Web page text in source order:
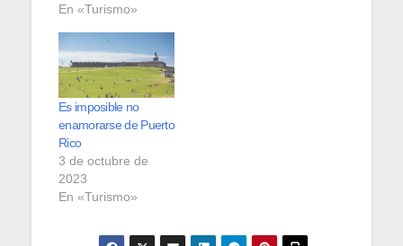
En «Turismo»
Es imposible no
enamorarse de Puerto
Rico
3 de octubre de
2023
En «Turismo»